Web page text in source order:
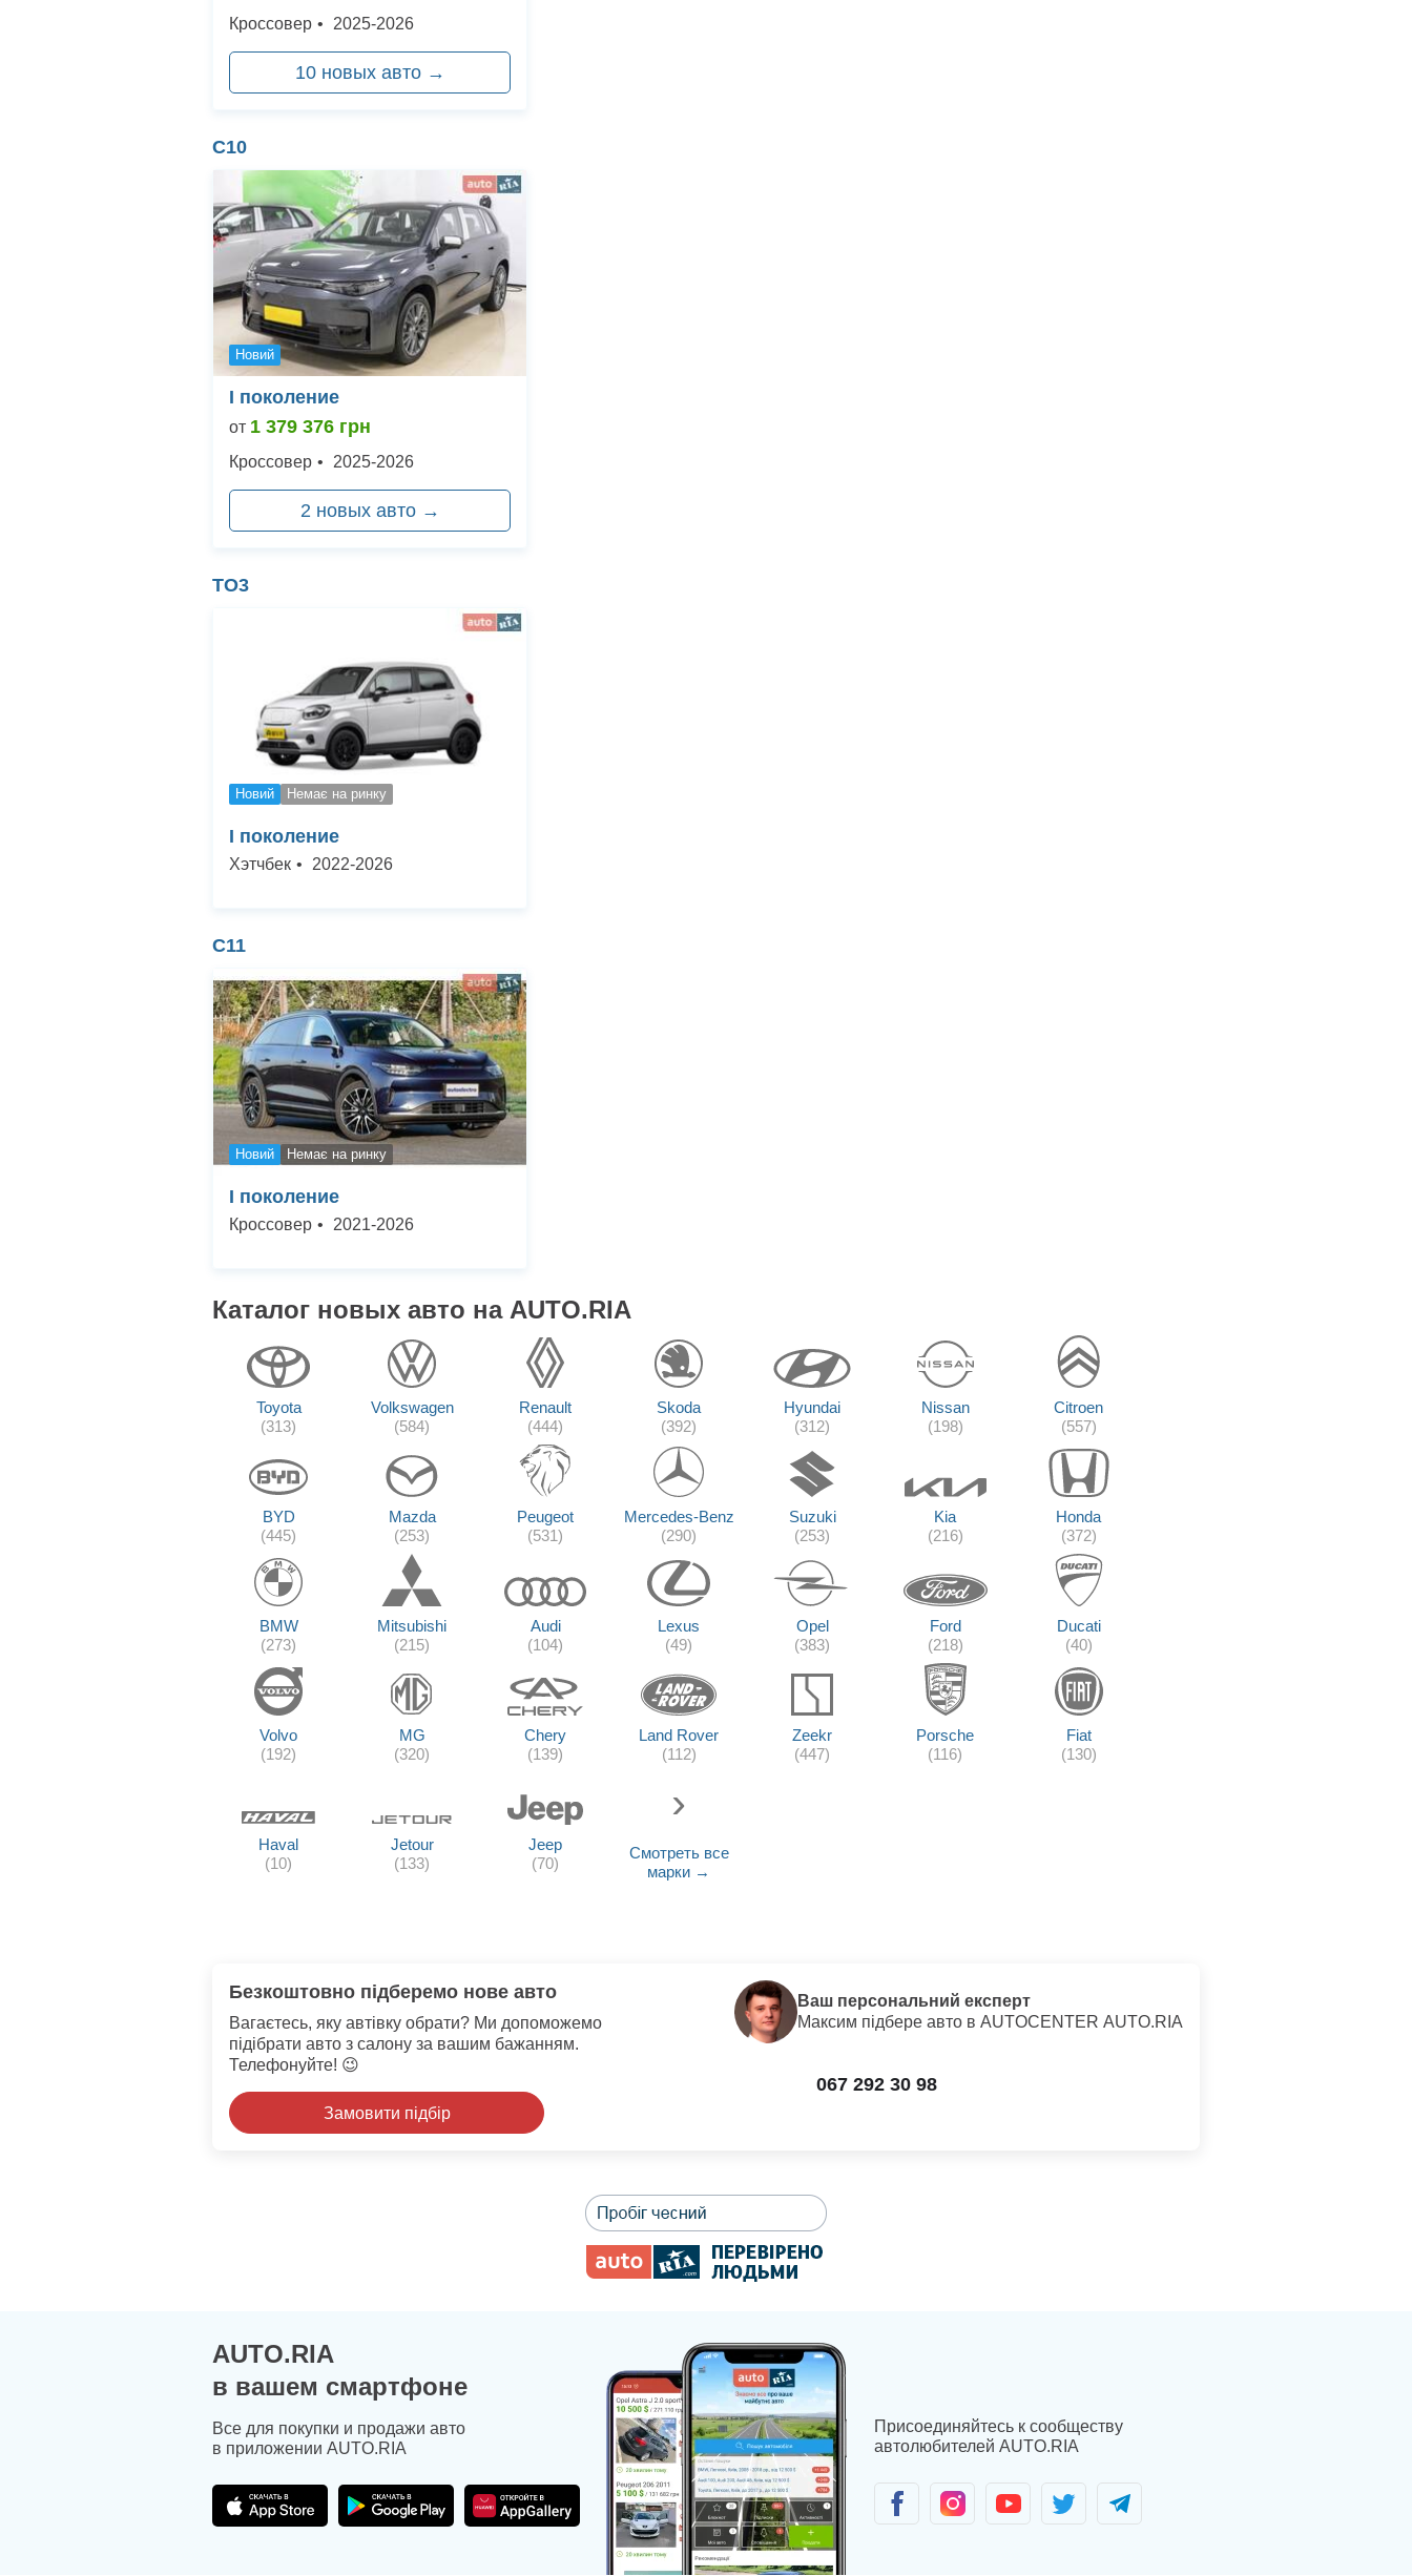
Кроссовер • 2025-2026
10новых авто →
C10
Новий
I поколение
от 1 379 376 грн
Кроссовер • 2025-2026
2новых авто →
ТО3
Новий Немає на ринку
I поколение
Хэтчбек • 2022-2026
С11
Новий Немає на ринку
I поколение
Кроссовер • 2021-2026
Каталог новых авто на AUTO.RIA
Toyota
(313)
Volkswagen
(584)
Renault
(444)
Skoda
(392)
Hyundai
(312)
Nissan
(198)
Citroen
(557)
BYD
(445)
Mazda
(253)
Peugeot
(531)
Mercedes-Benz
(290)
Suzuki
(253)
Kia
(216)
Honda
(372)
BMW
(273)
Mitsubishi
(215)
Audi
(104)
Lexus
(49)
Opel
(383)
Ford
(218)
Ducati
(40)
Volvo
(192)
MG
(320)
Chery
(139)
Land Rover
(112)
Zeekr
(447)
Porsche
(116)
Fiat
(130)
Haval
(10)
Jetour
(133)
Jeep
(70)
Смотреть все
марки →
Безкоштовно підберемо нове авто
Вагаєтесь, яку автівку обрати? Ми допоможемо
підібрати авто з салону за вашим бажанням.
Телефонуйте! 😉
Замовити підбір
Ваш персональний експерт
Максим підбере авто в AUTOCENTER AUTO.RIA
067 292 30 98
AUTO.RIA
в вашем смартфоне
Все для покупки и продажи авто
в приложении AUTO.RIA
Присоединяйтесь к сообществу
автолюбителей AUTO.RIA